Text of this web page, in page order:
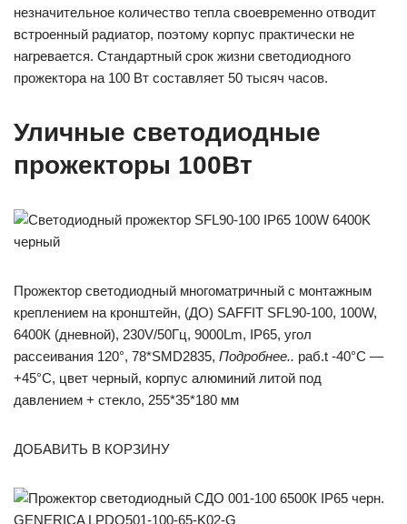
незначительное количество тепла своевременно отводит
встроенный радиатор, поэтому корпус практически не
нагревается. Стандартный срок жизни светодиодного
прожектора на 100 Вт составляет 50 тысяч часов.
Уличные светодиодные
прожекторы 100Вт
Прожектор светодиодный многоматричный с монтажным
креплением на кронштейн, (ДО) SAFFIT SFL90-100, 100W,
6400К (дневной), 230V/50Гц, 9000Lm, IP65, угол
рассеивания 120°, 78*SMD2835, Подробнее.. раб.t -40°C —
+45°C, цвет черный, корпус алюминий литой под
давлением + стекло, 255*35*180 мм
ДОБАВИТЬ В КОРЗИНУ